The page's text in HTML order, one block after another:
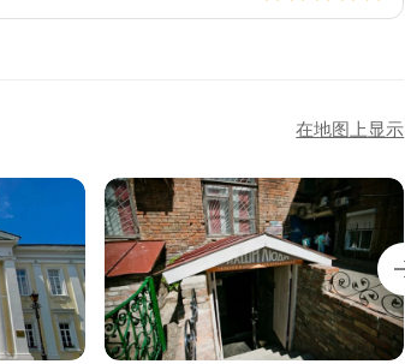
在地图上显示